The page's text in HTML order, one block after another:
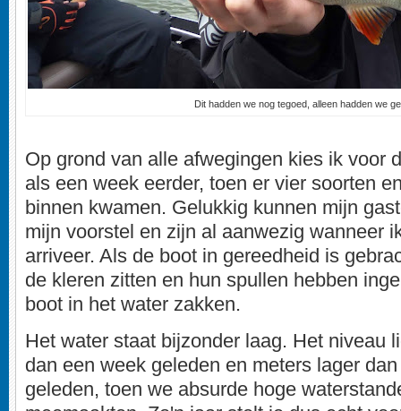
Dit hadden we nog tegoed, alleen hadden we
Op grond van alle afwegingen kies ik voor
als een week eerder, toen er vier soorten
binnen kwamen. Gelukkig kunnen mijn
mijn voorstel en zijn al aanwezig wanneer
arriveer. Als de boot in gereedheid is
de kleren zitten en hun spullen hebben
boot in het water zakken.
Het water staat bijzonder laag. Het niveau
dan een week geleden en meters lager
geleden, toen we absurde hoge